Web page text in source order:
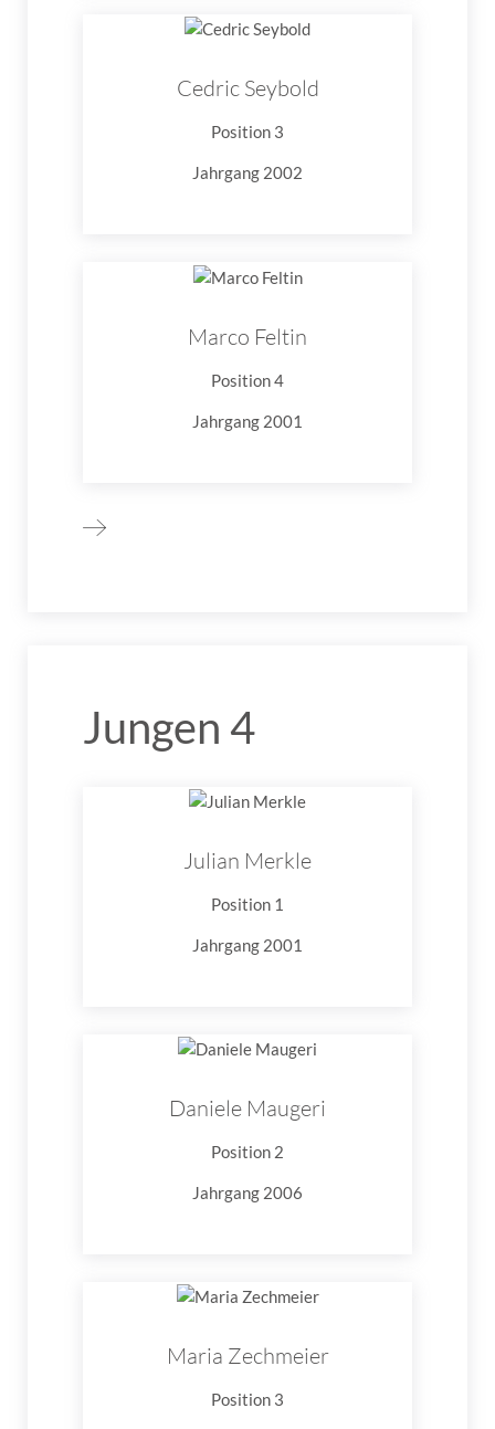
Cedric Seybold
Position 3
Jahrgang 2002
Marco Feltin
Position 4
Jahrgang 2001
Jungen 4
Julian Merkle
Position 1
Jahrgang 2001
Daniele Maugeri
Position 2
Jahrgang 2006
Maria Zechmeier
Position 3